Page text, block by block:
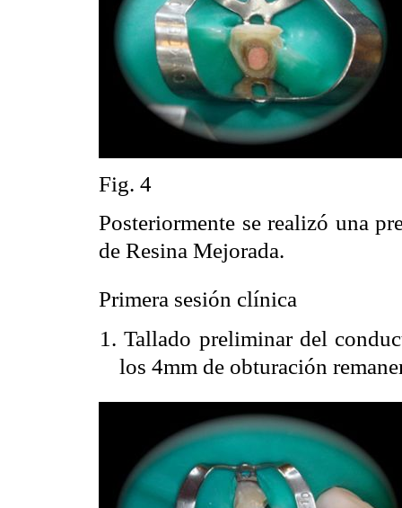
Fig. 4
Posteriormente se realizó una
de Resina Mejorada.
Primera sesión clínica
1. Tallado preliminar del
los 4mm de obturación